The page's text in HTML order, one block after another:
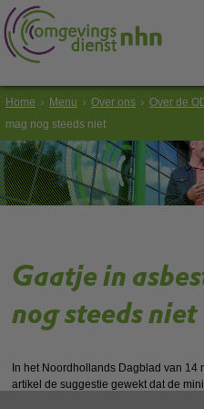
Home Menu Over ons Over de
mag nog steeds niet
Gaatje in
nog steeds niet
In het Noordhollands Dagblad van
artikel de suggestie gewekt dat de